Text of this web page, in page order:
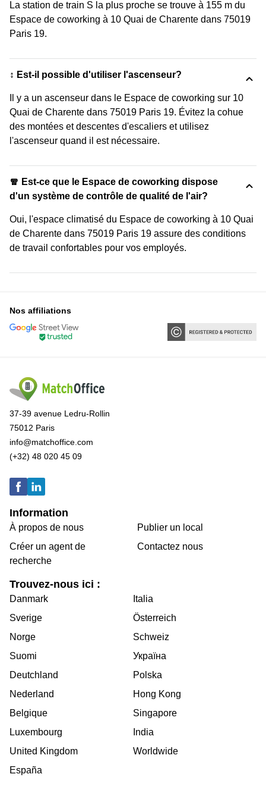
La station de train S la plus proche se trouve à 155 m du
Espace de coworking à 10 Quai de Charente dans 75019
Paris 19.
↕️ Est-il possible d'utiliser l'ascenseur?
Il y a un ascenseur dans le Espace de coworking sur 10
Quai de Charente dans 75019 Paris 19. Évitez la cohue
des montées et descentes d'escaliers et utilisez
l'ascenseur quand il est nécessaire.
🧣 Est-ce que le Espace de coworking dispose
d'un système de contrôle de qualité de l'air?
Oui, l'espace climatisé du Espace de coworking à 10 Quai
de Charente dans 75019 Paris 19 assure des conditions
de travail confortables pour vos employés.
Nos affiliations
37-39 avenue Ledru-Rollin
75012 Paris
info@matchoffice.com
(+32) 48 020 45 09
Information
À propos de nous
Créer un agent de
recherche
Publier un local
Contactez nous
Trouvez-nous ici :
Danmark
Sverige
Norge
Suomi
Deutchland
Nederland
Belgique
Luxembourg
United Kingdom
España
Italia
Österreich
Schweiz
Україна
Polska
Hong Kong
Singapore
India
Worldwide